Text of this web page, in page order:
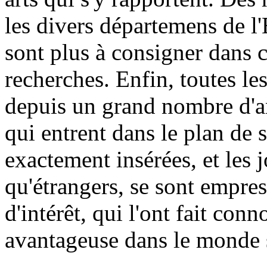
les divers départemens de
sont plus à consigner
recherches. Enfin, toutes
depuis un grand nombre
qui entrent dans le plan de
exactement insérées, et
qu'étrangers, se sont
d'intérêt, qui l'ont fait
avantageuse dans le monde